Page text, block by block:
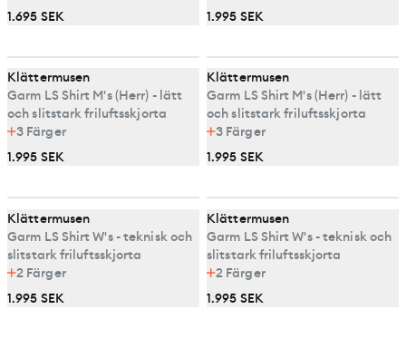
1.695 SEK
1.995 SEK
Klättermusen
Garm LS Shirt M's (Herr) - lätt
och slitstark friluftsskjorta
3 Färger
1.995 SEK
Klättermusen
Garm LS Shirt M's (Herr) - lätt
och slitstark friluftsskjorta
3 Färger
1.995 SEK
Klättermusen
Garm LS Shirt W's - teknisk och
slitstark friluftsskjorta
2 Färger
1.995 SEK
Klättermusen
Garm LS Shirt W's - teknisk och
slitstark friluftsskjorta
2 Färger
1.995 SEK